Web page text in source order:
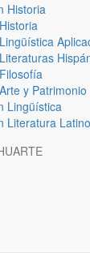
Historia
y Patrimonio
Lingüística
Literatura